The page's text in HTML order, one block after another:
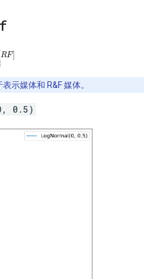
RF]
示媒体和 R&F 媒体。
0.5)